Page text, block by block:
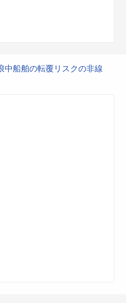
中船舶の転覆リスクの非線